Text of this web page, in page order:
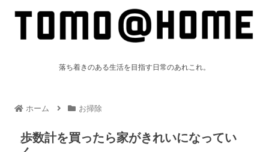
落ち着きのある生活を目指す日常のあれこれ。
ホーム お掃除
歩数計を買ったら家がきれいになってい